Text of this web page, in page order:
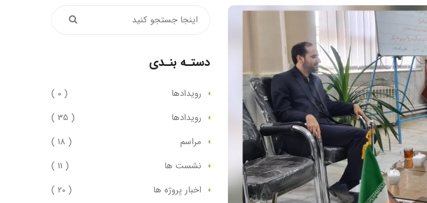
دستـه بنـدی
رویدادها
( 0 )
رویدادها
( 35 )
مراسم
( 18 )
نشست ها
( 11 )
اخبار پروژه ها
( 20 )